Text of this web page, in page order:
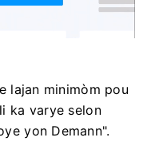
lajan minimòm pou
ka varye selon
yon Demann".